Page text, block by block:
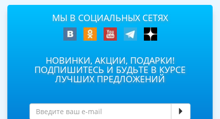
МЫ В СОЦИАЛЬНЫХ СЕТЯХ
НОВИНКИ, АКЦИИ, ПОДАРКИ!
ПОДПИШИТЕСЬ И БУДЬТЕ В КУРСЕ
ЛУЧШИХ ПРЕДЛОЖЕНИЙ